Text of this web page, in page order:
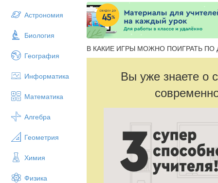
Астрономия
Биология
География
Информатика
Математика
Алгебра
Геометрия
Химия
Физика
В КАКИЕ ИГРЫ МОЖНО ПОИГРАТЬ ПО
Вы уже знаете о